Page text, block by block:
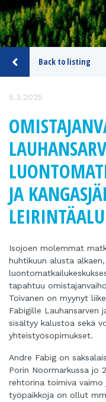
Back to listing
5.3.2025
JA
Isojoen molemmat
huhtikuun alusta
tapahtuu
Toivanen on myynyt
Fabigille Lauhansarven
sisältyy kalustoa sekä
yhteistyösopimukset.
Andre Fabig on
Porin Noormarkussa jo
rehtorina toimiva vaimo
työpaikkoja on ollut